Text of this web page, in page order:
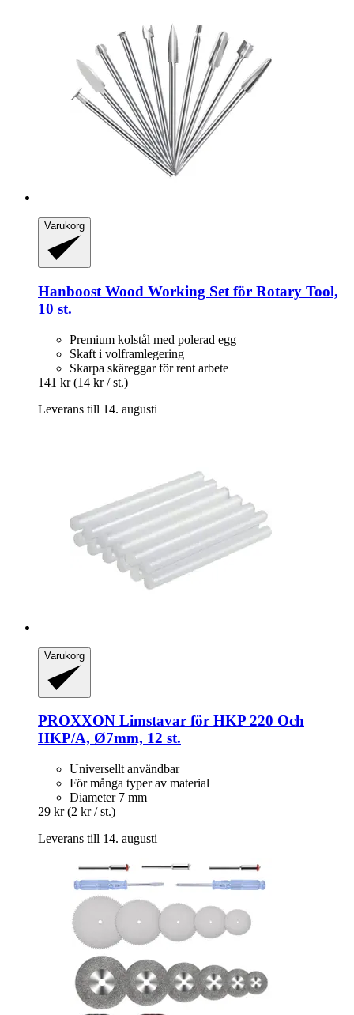
Varukorg
Hanboost Wood Working Set för Rotary Tool,
10 st.
Premium kolstål med polerad egg
Skaft i volframlegering
Skarpa skäreggar för rent arbete
141 kr (14 kr / st.)
Leverans till 14. augusti
Varukorg
PROXXON Limstavar för HKP 220 Och
HKP/A, Ø7mm, 12 st.
Universellt användbar
För många typer av material
Diameter 7 mm
29 kr (2 kr / st.)
Leverans till 14. augusti